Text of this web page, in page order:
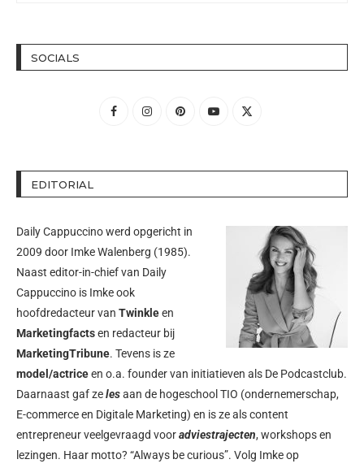
SOCIALS
EDITORIAL
Daily Cappuccino werd opgericht in
2009 door Imke Walenberg (1985).
Naast editor-in-chief van Daily
Cappuccino is Imke ook
hoofdredacteur van Twinkleen
Marketingfactsen redacteur bij
MarketingTribune. Tevens is ze
model/actriceen o.a. founder van initiatieven als De Podcastclub.
Daarnaast gaf zelesaan de hogeschool TIO (ondernemerschap,
E-commerce en Digitale Marketing) en is ze als content
entrepreneur veelgevraagd vooradviestrajecten, workshops en
lezingen. Haar motto? “Always be curious”. Volg Imke op